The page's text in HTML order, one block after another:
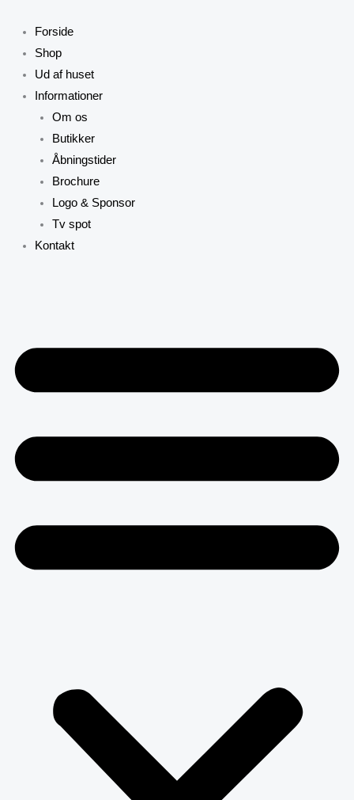
indholdet
Forside
Shop
Ud af huset
Informationer
Om os
Butikker
Åbningstider
Brochure
Logo & Sponsor
Tv spot
Kontakt